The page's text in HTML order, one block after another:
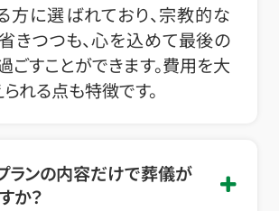
方に選ばれており、宗教的な
きつつも、心を込めて最後の
ごすことができます。費用を大
られる点も特徴です。
ランの内容だけで葬儀が
か？